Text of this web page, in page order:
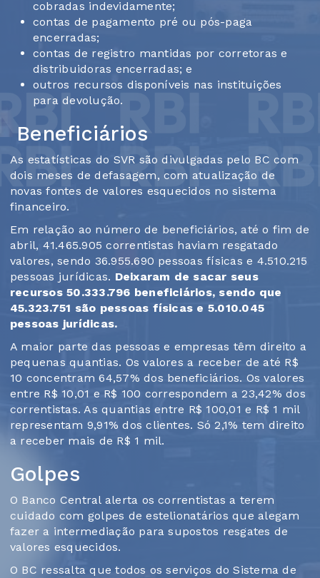
cobradas indevidamente;
contas de pagamento pré ou pós-paga
encerradas;
contas de registro mantidas por corretoras e
distribuidoras encerradas; e
outros recursos disponíveis nas instituições
para devolução.
Beneficiários
As estatísticas do SVR são divulgadas pelo BC com
dois meses de defasagem, com atualização de
novas fontes de valores esquecidos no sistema
financeiro.
Em relação ao número de beneficiários, até o fim de
abril, 41.465.905 correntistas haviam resgatado
valores, sendo 36.955.690 pessoas físicas e 4.510.215
pessoas jurídicas. Deixaram de sacar seus
recursos 50.333.796 beneficiários, sendo que
45.323.751 são pessoas físicas e 5.010.045
pessoas jurídicas.
A maior parte das pessoas e empresas têm direito a
pequenas quantias. Os valores a receber de até R$
10 concentram 64,57% dos beneficiários. Os valores
entre R$ 10,01 e R$ 100 correspondem a 23,42% dos
correntistas. As quantias entre R$ 100,01 e R$ 1 mil
representam 9,91% dos clientes. Só 2,1% tem direito
a receber mais de R$ 1 mil.
Golpes
O Banco Central alerta os correntistas a terem
cuidado com golpes de estelionatários que alegam
fazer a intermediação para supostos resgates de
valores esquecidos.
O BC ressalta que todos os serviços do Sistema de